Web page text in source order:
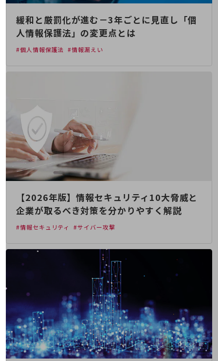
課題・ニーズで探す
課題・ニーズで探すTOP
コミュニケーション・情報共有
職場環境整備
地域共創・地方創生
セキュリティ対策
遠隔監視
自動化・省電化
人材不足解消
業種・業態で探すTOP
自治体
医療・介護
観光
教育
モビリティ
緩和と厳罰化が進む－3年ごとに見直し「個
人情報保護法」の変更点とは
#個人情報保護法 #情報漏えい
【2026年版】情報セキュリティ10大脅威と
企業が取るべき対策を分かりやすく解説
#情報セキュリティ #サイバー攻撃